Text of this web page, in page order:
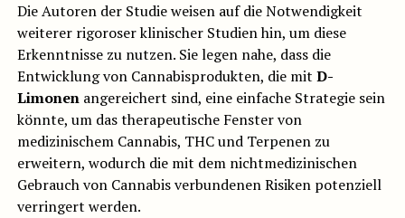
Die Autoren der Studie weisen auf die Notwendigkeit
weiterer rigoroser klinischer Studien hin, um diese
Erkenntnisse zu nutzen. Sie legen nahe, dass die
Entwicklung von Cannabisprodukten, die mit D-
Limonenangereichert sind, eine einfache Strategie sein
könnte, um das therapeutische Fenster von
medizinischem Cannabis, THC und Terpenen zu
erweitern, wodurch die mit dem nichtmedizinischen
Gebrauch von Cannabis verbundenen Risiken potenziell
verringert werden.